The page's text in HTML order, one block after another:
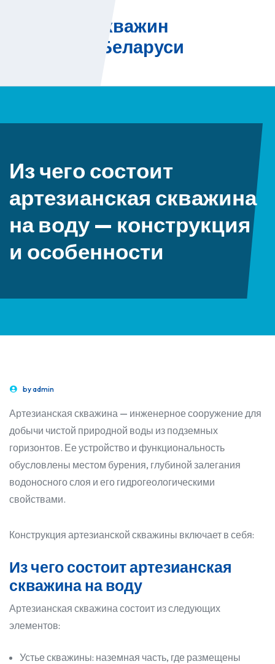
Бурение скважин
на воду в Беларуси
Из чего состоит
артезианская скважина
на воду — конструкция
и особенности
byadmin
Артезианская скважина — инженерное сооружение для
добычи чистой природной воды из подземных
горизонтов. Ее устройство и функциональность
обусловлены местом бурения, глубиной залегания
водоносного слоя и его гидрогеологическими
свойствами.
Конструкция артезианской скважины включает в себя:
Из чего состоит артезианская
скважина на воду
Артезианская скважина состоит из следующих
элементов:
Устье скважины: наземная часть, где размещены